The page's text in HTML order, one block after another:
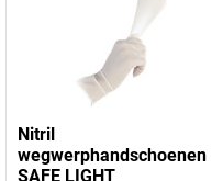
Nitril
wegwerphandschoenen
SAFE LIGHT